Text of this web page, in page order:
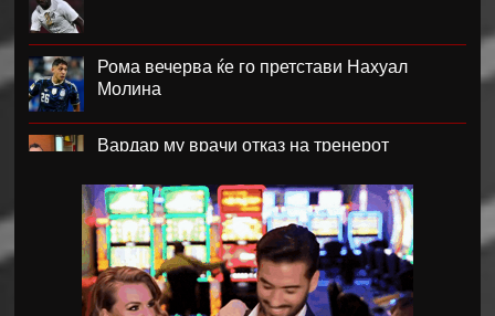
Рома вечерва ќе го претстави Нахуал
Молина
Вардар му врачи отказ на тренерот
Каљари го потврди трансферот на Даниел
Малдини
Мурињо: Бернардо треба многу да работи,